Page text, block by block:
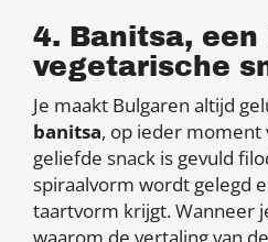
4. Banitsa, een
vegetarische
Je maakt Bulgaren altijd
banitsa, op ieder moment
geliefde snack is gevuld
spiraalvorm wordt gelegd
taartvorm krijgt. Wanneer
waarom de vertaling van